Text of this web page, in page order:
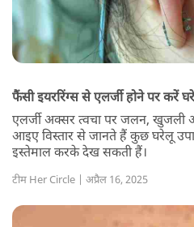
फैंसी इयररिंग्स से एलर्जी होने पर करें
एलर्जी अक्सर त्वचा पर जलन,
आइए विस्तार से जानते हैं कुछ घरेलू
इस्तेमाल करके देख सकती हैं।
टीम Her Circle | अप्रैल 16, 2025